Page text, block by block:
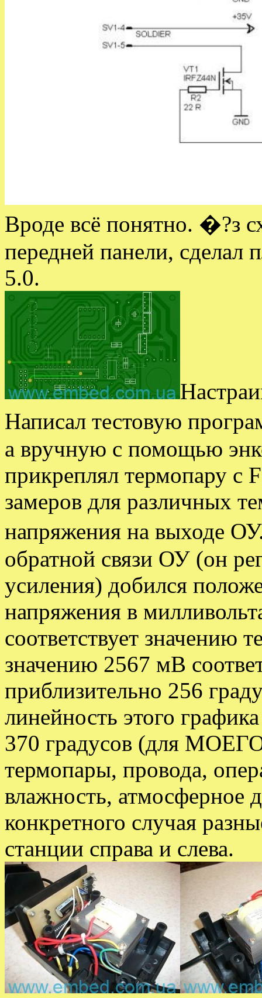
Вроде всё понятно. �?з
передней панели,
5.0.
Написал тестовую
а вручную с помощью
прикреплял термопару с
замеров для различных
напряжения на выходе
обратной связи ОУ (он
усиления) добился
напряжения в
соответствует значению
значению 2567 мВ
приблизительно 256
линейность этого
370 градусов (для МОЕГО
термопары, провода,
влажность, атмосферное
конкретного случая
станции справа и слева.